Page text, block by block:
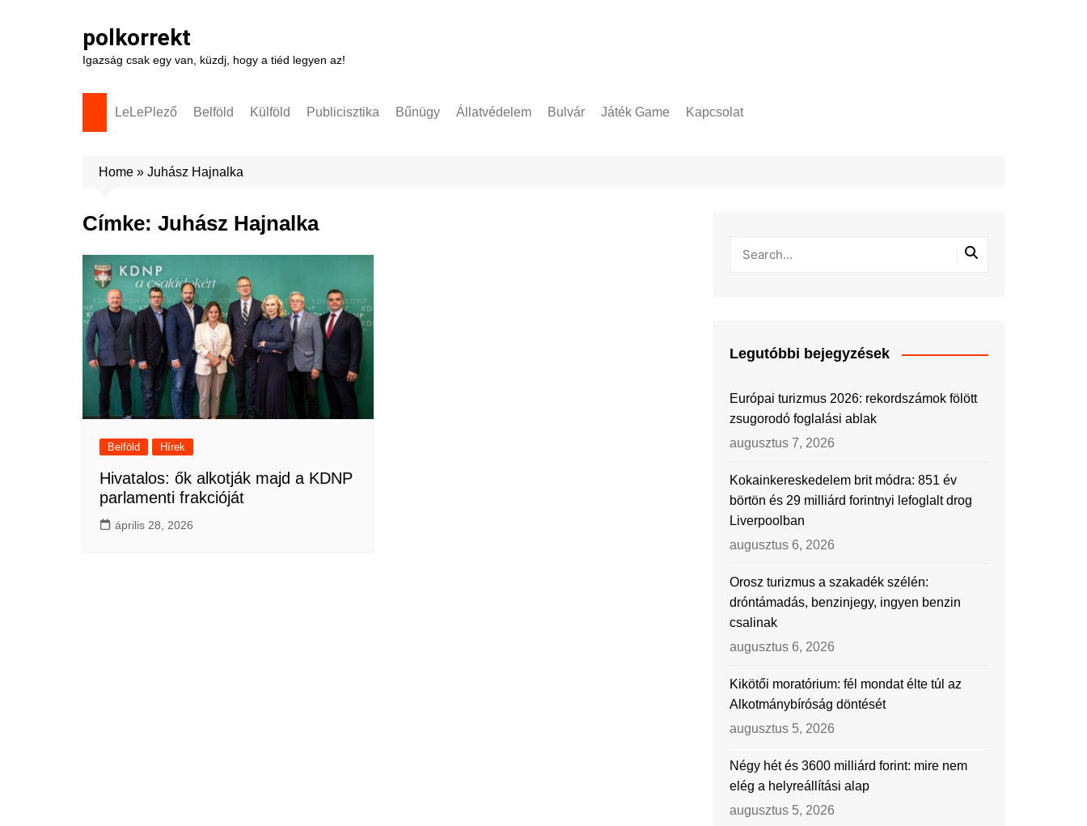
polkorrekt
Igazság csak egy van, küzdj, hogy a tiéd legyen az!
LeLePlező Belföld Külföld Publicisztika Bűnügy Állatvédelem Bulvár Játék Game Kapcsolat
Home » Juhász Hajnalka
Címke: Juhász Hajnalka
Belföld Hírek
Hivatalos: ők alkotják majd a KDNP
parlamenti frakcióját
április 28, 2026
Legutóbbi bejegyzések
Európai turizmus 2026: rekordszámok fölött
zsugorodó foglalási ablak
augusztus 7, 2026
Kokainkereskedelem brit módra: 851 év
börtön és 29 milliárd forintnyi lefoglalt drog
Liverpoolban
augusztus 6, 2026
Orosz turizmus a szakadék szélén:
dróntámadás, benzinjegy, ingyen benzin
csalinak
augusztus 6, 2026
Kikötői moratórium: fél mondat élte túl az
Alkotmánybíróság döntését
augusztus 5, 2026
Négy hét és 3600 milliárd forint: mire nem
elég a helyreállítási alap
augusztus 5, 2026